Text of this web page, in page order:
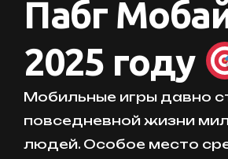
Пабг
2025 году
Мобильные игры давно
повседневной жизни
людей. Особое место